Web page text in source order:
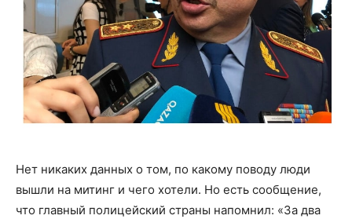
Нет никаких данных о том, по какому поводу люди
вышли на митинг и чего хотели. Но есть сообщение,
что главный полицейский страны напомнил: «За два